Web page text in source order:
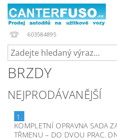
603584895
BRZDY
NEJPRODÁVANĚJŠÍ
1.
KOMPLETNÍ OPRAVNA SADA
TŘMENU– DO DVOU PRAC.